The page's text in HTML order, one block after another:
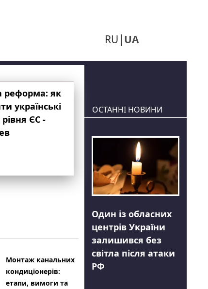
RU UA
реформа: як
українські
рівня ЄС -
Монтаж канальних
кондиціонерів:
етапи, вимоги та
ОСТАННІ НОВИНИ
Один із обласних
центрів України
залишився без
світла після атаки
РФ